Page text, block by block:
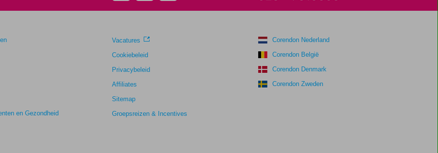
en Gezondheid
Vacatures
Cookiebeleid
Privacybeleid
Affiliates
Sitemap
Groepsreizen & Incentives
Corendon Nederland
Corendon België
Corendon Denmark
Corendon Zweden